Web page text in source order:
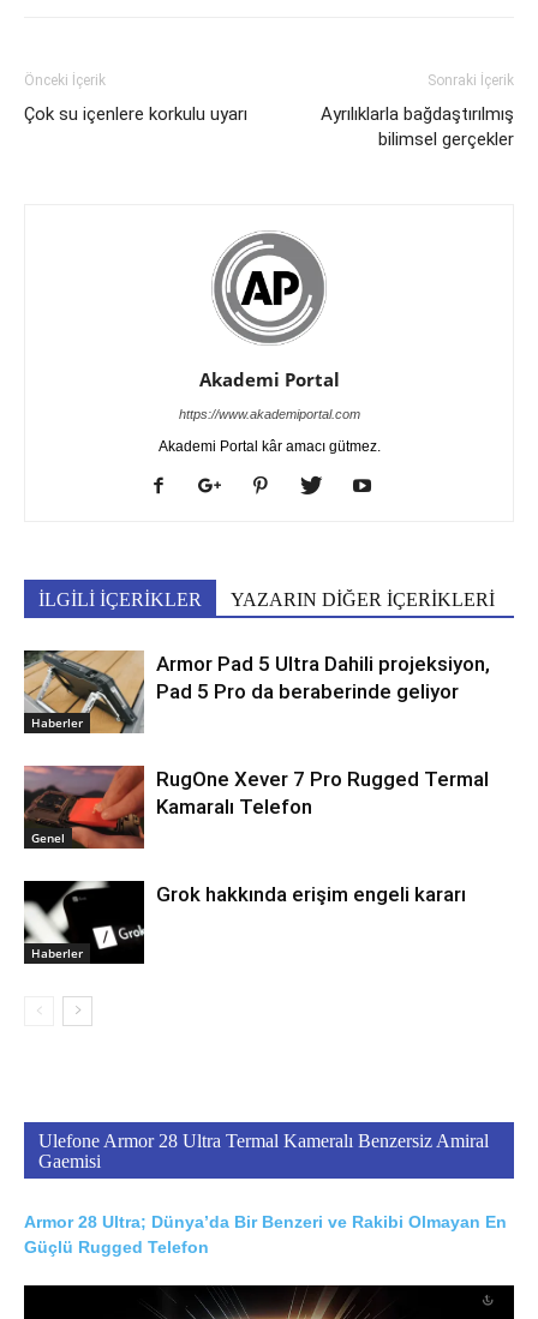
Önceki İçerik
Çok su içenlere korkulu uyarı
Sonraki İçerik
Ayrılıklarla bağdaştırılmış
bilimsel gerçekler
Akademi Portal
https://www.akademiportal.com
Akademi Portal kâr amacı gütmez.
İLGİLİ İÇERİKLER YAZARIN DİĞER İÇERİKLERİ
Haberler
Armor Pad 5 Ultra Dahili projeksiyon,
Pad 5 Pro da beraberinde geliyor
Genel
RugOne Xever 7 Pro Rugged Termal
Kamaralı Telefon
Haberler
Grok hakkında erişim engeli kararı
Ulefone Armor 28 Ultra Termal Kameralı Benzersiz Amiral
Gaemisi
Armor 28 Ultra; Dünya’da Bir Benzeri ve Rakibi Olmayan En
Güçlü Rugged Telefon